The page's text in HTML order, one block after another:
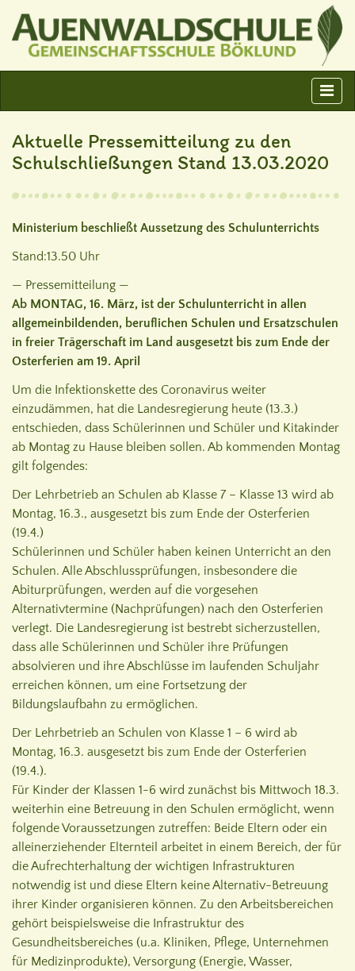
Aktuelle Pressemitteilung zu den
Schulschließungen Stand 13.03.2020
Ministerium beschließt Aussetzung des Schulunterrichts
Stand:13.50 Uhr
— Pressemitteilung —
Ab MONTAG, 16. März, ist der Schulunterricht in allen
allgemeinbildenden, beruflichen Schulen und Ersatzschulen
in freier Trägerschaft im Land ausgesetzt bis zum Ende der
Osterferien am 19. April
Um die Infektionskette des Coronavirus weiter
einzudämmen, hat die Landesregierung heute (13.3.)
entschieden, dass Schülerinnen und Schüler und Kitakinder
ab Montag zu Hause bleiben sollen. Ab kommenden Montag
gilt folgendes:
Der Lehrbetrieb an Schulen ab Klasse 7 – Klasse 13 wird ab
Montag, 16.3., ausgesetzt bis zum Ende der Osterferien
(19.4.)
Schülerinnen und Schüler haben keinen Unterricht an den
Schulen. Alle Abschlussprüfungen, insbesondere die
Abiturprüfungen, werden auf die vorgesehen
Alternativtermine (Nachprüfungen) nach den Osterferien
verlegt. Die Landesregierung ist bestrebt sicherzustellen,
dass alle Schülerinnen und Schüler ihre Prüfungen
absolvieren und ihre Abschlüsse im laufenden Schuljahr
erreichen können, um eine Fortsetzung der
Bildungslaufbahn zu ermöglichen.
Der Lehrbetrieb an Schulen von Klasse 1 – 6 wird ab
Montag, 16.3. ausgesetzt bis zum Ende der Osterferien
(19.4.).
Für Kinder der Klassen 1-6 wird zunächst bis Mittwoch 18.3.
weiterhin eine Betreuung in den Schulen ermöglicht, wenn
folgende Voraussetzungen zutreffen: Beide Eltern oder ein
alleinerziehender Elternteil arbeitet in einem Bereich, der für
die Aufrechterhaltung der wichtigen Infrastrukturen
notwendig ist und diese Eltern keine Alternativ-Betreuung
ihrer Kinder organisieren können. Zu den Arbeitsbereichen
gehört beispielsweise die Infrastruktur des
Gesundheitsbereiches (u.a. Kliniken, Pflege, Unternehmen
für Medizinprodukte), Versorgung (Energie, Wasser,